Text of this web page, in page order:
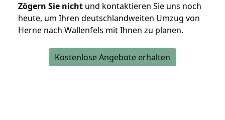
Zögern Sie nicht und kontaktieren Sie uns noch
heute, um Ihren deutschlandweiten Umzug von
Herne nach Wallenfels mit Ihnen zu planen.
Kostenlose Angebote erhalten